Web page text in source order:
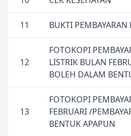
11 BUKTI PEMBAYARAN
12
FOTOKOPI
LISTRIK BULAN
BOLEH DALAM
13
FOTOKOPI
FEBRUARI /
BENTUK APAPUN